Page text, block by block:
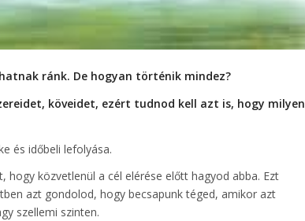
ránk. De hogyan történik mindez?
köveidet, ezért tudnod kell azt is, hogy milyen
és időbeli lefolyása.
közvetlenül a cél elérése előtt hagyod abba. Ezt
azt gondolod, hogy becsapunk téged, amikor azt
szellemi szinten.